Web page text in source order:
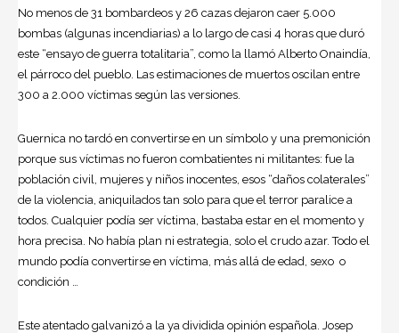
No menos de 31 bombardeos y 26 cazas dejaron caer 5.000
bombas (algunas incendiarias) a lo largo de casi 4 horas que duró
este “ensayo de guerra totalitaria”, como la llamó Alberto Onaindía,
el párroco del pueblo. Las estimaciones de muertos oscilan entre
300 a 2.000 víctimas según las versiones.
Guernica no tardó en convertirse en un símbolo y una premonición
porque sus víctimas no fueron combatientes ni militantes: fue la
población civil, mujeres y niños inocentes, esos “daños colaterales”
de la violencia, aniquilados tan solo para que el terror paralice a
todos. Cualquier podía ser víctima, bastaba estar en el momento y
hora precisa. No había plan ni estrategia, solo el crudo azar. Todo el
mundo podía convertirse en víctima, más allá de edad, sexo o
condición …
Este atentado galvanizó a la ya dividida opinión española. Josep